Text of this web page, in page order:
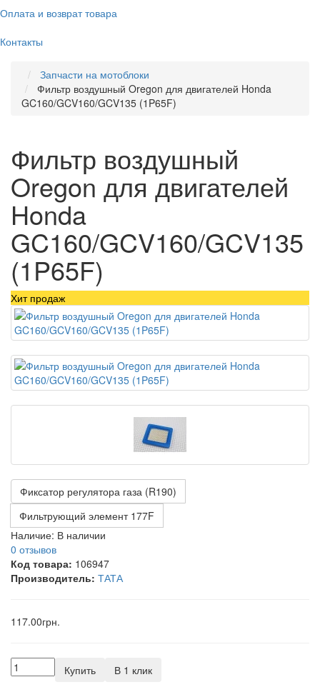
Оплата и возврат товара
Контакты
Запчасти на мотоблоки
Фильтр воздушный Oregon для двигателей Honda
GC160/GCV160/GCV135 (1P65F)
Фильтр воздушный
Oregon для двигателей
Honda
GC160/GCV160/GCV135
(1P65F)
Хит продаж
Фиксатор регулятора газа (R190)
Фильтрующий элемент 177F
Наличие: В наличии
0 отзывов
Код товара: 106947
Производитель: ТАТА
117.00грн.
Купить В 1 клик